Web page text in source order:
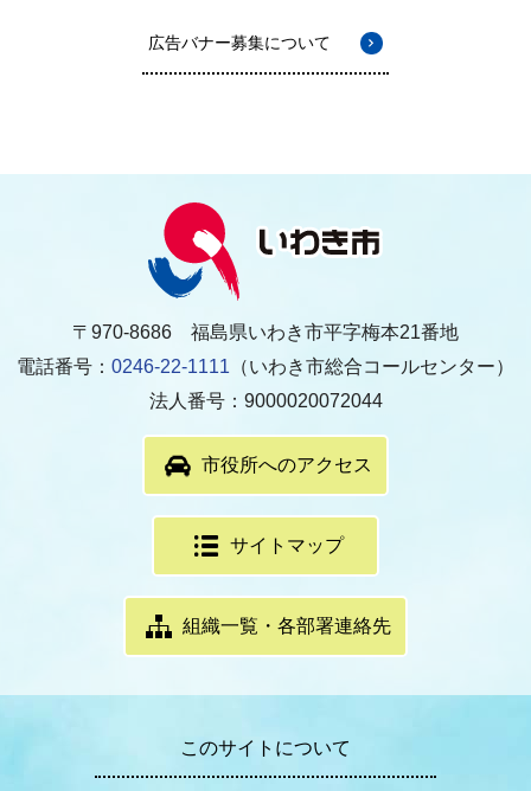
広告バナー募集について
〒970-8686 福島県いわき市平字梅本21番地
電話番号： 0246-22-1111 （いわき市総合コールセンター）
法人番号：9000020072044
市役所へのアクセス
サイトマップ
組織一覧・各部署連絡先
このサイトについて